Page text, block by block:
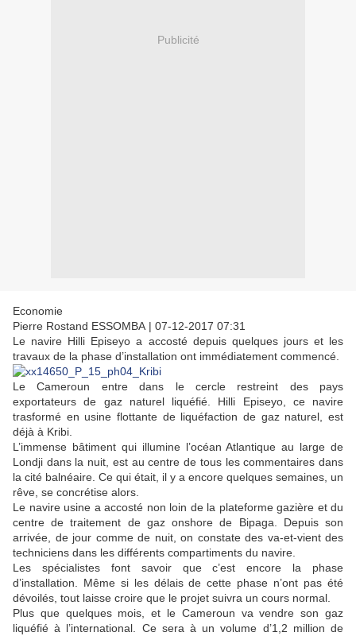
Publicité
Economie
Pierre Rostand ESSOMBA | 07-12-2017 07:31
Le navire Hilli Episeyo a accosté depuis quelques jours et les
travaux de la phase d’installation ont immédiatement commencé.
Le Cameroun entre dans le cercle restreint des pays
exportateurs de gaz naturel liquéfié. Hilli Episeyo, ce navire
trasformé en usine flottante de liquéfaction de gaz naturel, est
déjà à Kribi.
L’immense bâtiment qui illumine l’océan Atlantique au large de
Londji dans la nuit, est au centre de tous les commentaires dans
la cité balnéaire. Ce qui était, il y a encore quelques semaines, un
rêve, se concrétise alors.
Le navire usine a accosté non loin de la plateforme gazière et du
centre de traitement de gaz onshore de Bipaga. Depuis son
arrivée, de jour comme de nuit, on constate des va-et-vient des
techniciens dans les différents compartiments du navire.
Les spécialistes font savoir que c’est encore la phase
d’installation. Même si les délais de cette phase n’ont pas été
dévoilés, tout laisse croire que le projet suivra un cours normal.
Plus que quelques mois, et le Cameroun va vendre son gaz
liquéfié à l’international. Ce sera à un volume d’1,2 million de